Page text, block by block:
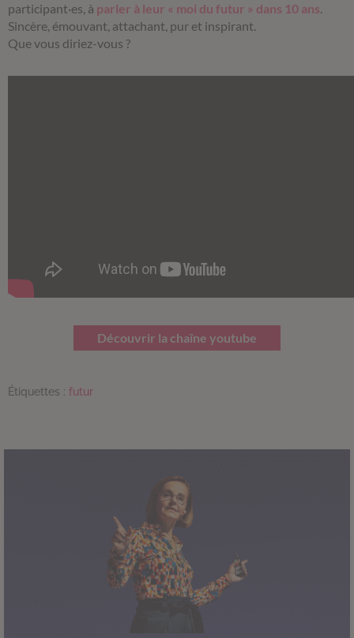
participant·es, à parler à leur « moi du futur » dans 10 ans.
Sincère, émouvant, attachant, pur et inspirant.
Que vous diriez-vous ?
Découvrir la chaîne youtube
Étiquettes : futur